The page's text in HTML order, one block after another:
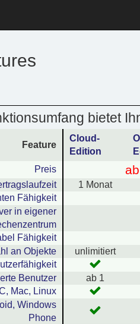
bietet
Feature
Cloud-
Edition
Preis
1 Monat
Fähigkeit
in eigener
Fähigkeit
an Objekte
unlimitiert
Benutzer
ab 1
Mac, Linux
Windows
Phone